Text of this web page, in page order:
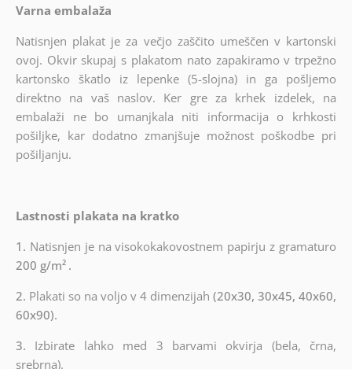
Varna embalaža
Natisnjen plakat je za večjo zaščito umeščen v kartonski
ovoj. Okvir skupaj s plakatom nato zapakiramo v trpežno
kartonsko škatlo iz lepenke (5-slojna) in ga pošljemo
direktno na vaš naslov. Ker gre za krhek izdelek, na
embalaži ne bo umanjkala niti informacija o krhkosti
pošiljke, kar dodatno zmanjšuje možnost poškodbe pri
pošiljanju.
Lastnosti plakata na kratko
1. Natisnjen je na visokokakovostnem papirju z gramaturo
200 g/m² .
2. Plakati so na voljo v 4 dimenzijah(20x30, 30x45, 40x60,
60x90).
3. Izbirate lahko med 3 barvami okvirja (bela, črna,
srebrna).